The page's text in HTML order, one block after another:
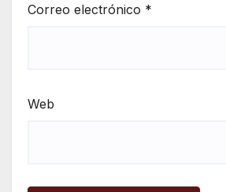
Correo electrónico *
Web